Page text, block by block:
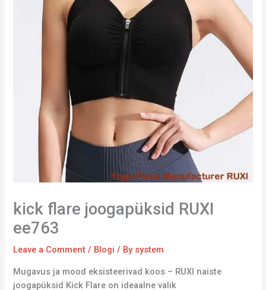
kick flare joogapüksid RUXI
ee763
Leave a Comment / Blogi / By system
Mugavus ja mood eksisteerivad koos – RUXI naiste
joogapüksid Kick Flare on ideaalne valik